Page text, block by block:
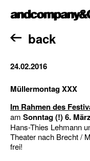
to
Home
back
24.02.2016
Müllermontag XXX
Im Rahmen des
am Sonntag (!) 6.
Hans-Thies Lehmann
Theater nach Brecht /
frei!